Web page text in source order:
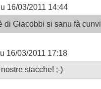
u 16/03/2011 14:44
di Giacobbi si sanu fà
u 16/03/2011 17:18
stacche! ;-)